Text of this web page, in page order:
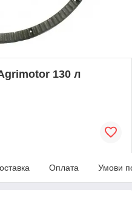
130 л
Оплата Умови